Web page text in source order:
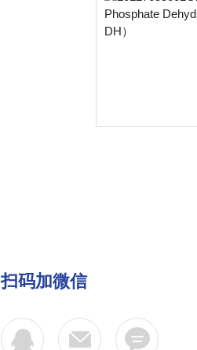
扫码加微信